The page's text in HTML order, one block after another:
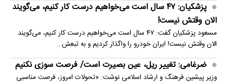
پزشکیان: ۴۷ سال است می‌خواهیم درست کار کنیم، می‌گویند
الان وقتش نیست!
مسعود پزشکیان گفت: ۴۷ سال است می‌خواهیم درست کار کنیم، می‌گویند
الان وقتش نیست! ایران خودرو را واگذار کردیم و به تبعش…
ضرغامی: تغییر ریل، عین بصیرت است/ فرصت سوزی نکنیم
وزیر پیشین فرهنگ و ارشاد اسلامی نوشت: «تحولات امروز، فرصت مناسبی